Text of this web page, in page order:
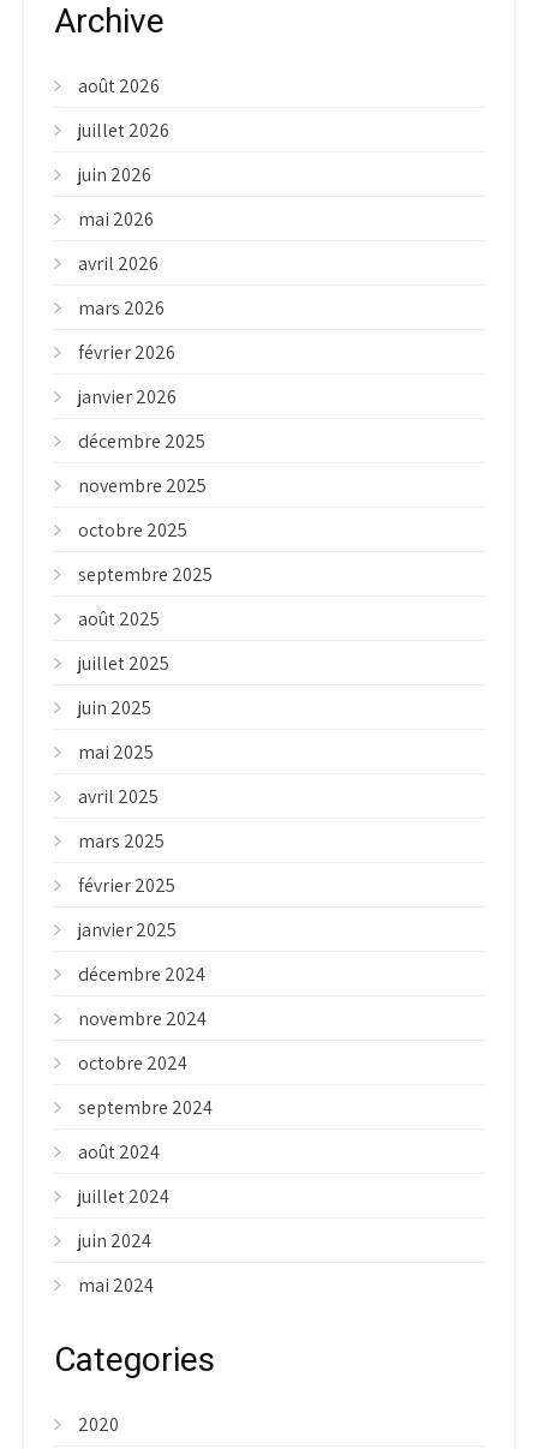
Archive
août 2026
juillet 2026
juin 2026
mai 2026
avril 2026
mars 2026
février 2026
janvier 2026
décembre 2025
novembre 2025
octobre 2025
septembre 2025
août 2025
juillet 2025
juin 2025
mai 2025
avril 2025
mars 2025
février 2025
janvier 2025
décembre 2024
novembre 2024
octobre 2024
septembre 2024
août 2024
juillet 2024
juin 2024
mai 2024
Categories
2020